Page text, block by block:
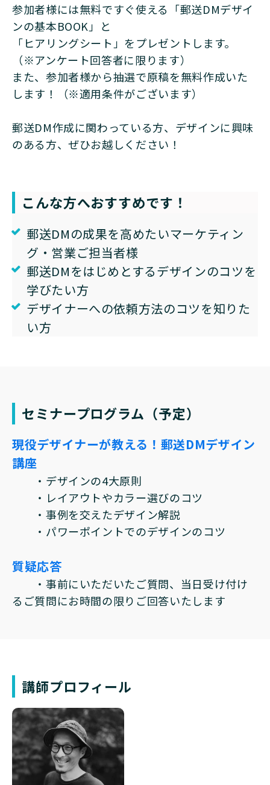
参加者様には無料ですぐ使える「郵送DMデザイ
ンの基本BOOK」と
「ヒアリングシート」をプレゼントします。
（※アンケート回答者に限ります）
また、参加者様から抽選で原稿を無料作成いた
します！（※適用条件がございます）
郵送DM作成に関わっている方、デザインに興味
のある方、ぜひお越しください！
こんな方へおすすめです！
郵送DMの成果を高めたいマーケティン
グ・営業ご担当者様
郵送DMをはじめとするデザインのコツを
学びたい方
デザイナーへの依頼方法のコツを知りた
い方
セミナープログラム（予定）
現役デザイナーが教える！郵送DMデザイン
講座
・デザインの4大原則
・レイアウトやカラー選びのコツ
・事例を交えたデザイン解説
・パワーポイントでのデザインのコツ
質疑応答
・事前にいただいたご質問、当日受け付け
るご質問にお時間の限りご回答いたします
講師プロフィール